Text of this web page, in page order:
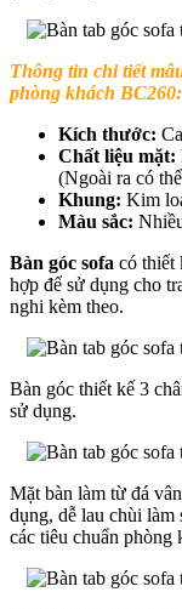
Thông tin chi tiết
phòng khách BC260:
Kích thước:
Chất liệu mặt:
(Ngoài ra có
Khung: Kim
Màu sắc:
Bàn góc sofa có thiết
hợp để sử dụng cho
nghi kèm theo.
Bàn góc thiết kế 3
sử dụng.
Mặt bàn làm từ đá
dụng, dễ lau chùi
các tiêu chuẩn phòng